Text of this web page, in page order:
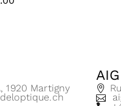
1920 Martigny